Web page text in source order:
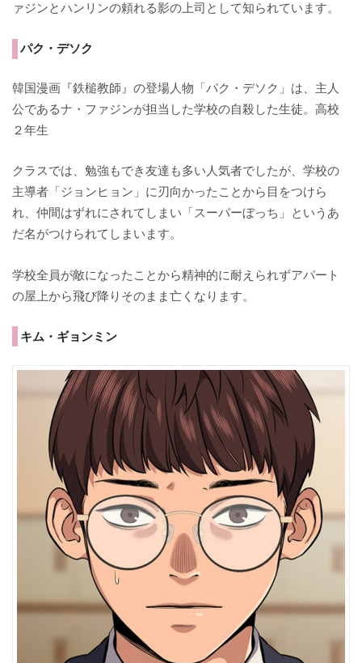
ァジンとハンリンの頼れる影の上司として知られています。
パク・デソク
韓国漫画『鉄槌教師』の登場人物「パク・デソク」は、主人
公であるナ・ファジンが担当した学校の自殺した生徒。高校
２年生
クラスでは、勉強もでき友達も多い人気者でしたが、学校の
主導者「ジョンヒョン」に刃向かったことから目をつけら
れ、仲間はずれにされてしまい「スーパーぼっち」というあ
だ名がつけられてしまいます。
学校全員が敵になったことから精神的に耐えられずアパート
の屋上から飛び降りそのまま亡くなります。
キム・ギョンミン